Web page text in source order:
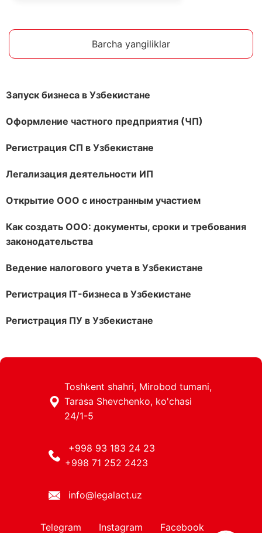
Barcha yangiliklar
Запуск бизнеса в Узбекистане
Оформление частного предприятия (ЧП)
Регистрация СП в Узбекистане
Легализация деятельности ИП
Открытие ООО с иностранным участием
Как создать ООО: документы, сроки и требования
законодательства
Ведение налогового учета в Узбекистане
Регистрация IT-бизнеса в Узбекистане
Регистрация ПУ в Узбекистане
Toshkent shahri, Mirobod tumani,
Tarasa Shevchenko, ko'chasi
24/1-5
+998 93 183 24 23
+998 71 252 2423
info@legalact.uz
Telegram Instagram Facebook